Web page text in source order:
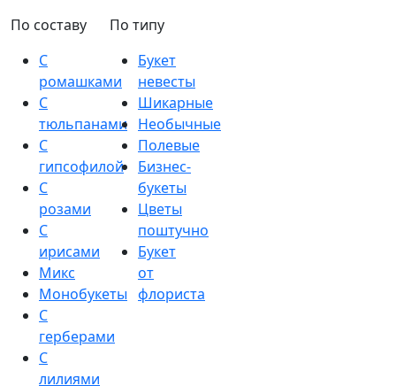
По составу
С
ромашками
С
тюльпанами
С
гипсофилой
С
розами
С
ирисами
Микс
Монобукеты
С
герберами
С
лилиями
По типу
Букет
невесты
Шикарные
Необычные
Полевые
Бизнес-
букеты
Цветы
поштучно
Букет
от
флориста